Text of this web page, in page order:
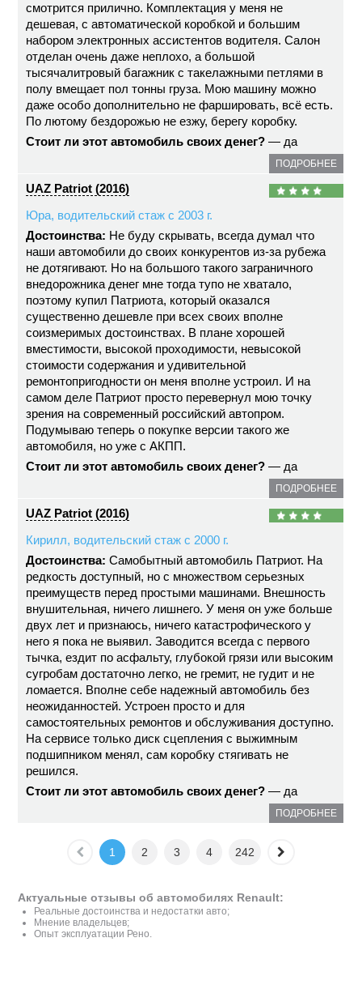
смотрится прилично. Комплектация у меня не
дешевая, с автоматической коробкой и большим
набором электронных ассистентов водителя. Салон
отделан очень даже неплохо, а большой
тысячалитровый багажник с такелажными петлями в
полу вмещает пол тонны груза. Мою машину можно
даже особо дополнительно не фаршировать, всё есть.
По лютому бездорожью не езжу, берегу коробку.
Стоит ли этот автомобиль своих денег? — да
ПОДРОБНЕЕ
UAZ Patriot (2016)
Юра, водительский стаж с 2003 г.
Достоинства: Не буду скрывать, всегда думал что
наши автомобили до своих конкурентов из-за рубежа
не дотягивают. Но на большого такого заграничного
внедорожника денег мне тогда тупо не хватало,
поэтому купил Патриота, который оказался
существенно дешевле при всех своих вполне
соизмеримых достоинствах. В плане хорошей
вместимости, высокой проходимости, невысокой
стоимости содержания и удивительной
ремонтопригодности он меня вполне устроил. И на
самом деле Патриот просто перевернул мою точку
зрения на современный российский автопром.
Подумываю теперь о покупке версии такого же
автомобиля, но уже с АКПП.
Стоит ли этот автомобиль своих денег? — да
ПОДРОБНЕЕ
UAZ Patriot (2016)
Кирилл, водительский стаж с 2000 г.
Достоинства: Самобытный автомобиль Патриот. На
редкость доступный, но с множеством серьезных
преимуществ перед простыми машинами. Внешность
внушительная, ничего лишнего. У меня он уже больше
двух лет и признаюсь, ничего катастрофического у
него я пока не выявил. Заводится всегда с первого
тычка, ездит по асфальту, глубокой грязи или высоким
сугробам достаточно легко, не гремит, не гудит и не
ломается. Вполне себе надежный автомобиль без
неожиданностей. Устроен просто и для
самостоятельных ремонтов и обслуживания доступно.
На сервисе только диск сцепления с выжимным
подшипником менял, сам коробку стягивать не
решился.
Стоит ли этот автомобиль своих денег? — да
ПОДРОБНЕЕ
1 2 3 4 242
Актуальные отзывы об автомобилях Renault:
Реальные достоинства и недостатки авто;
Мнение владельцев;
Опыт эксплуатации Рено.